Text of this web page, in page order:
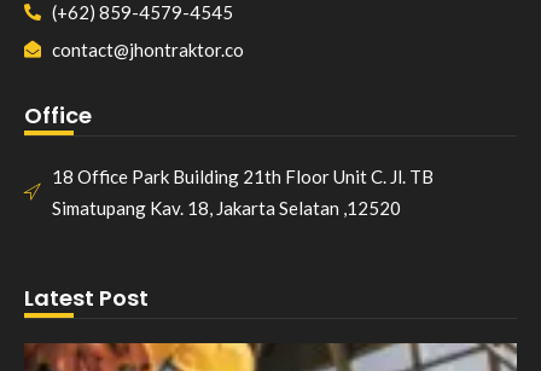
(+62) 859-4579-4545
contact@jhontraktor.co
Office
18 Office Park Building 21th Floor Unit C. Jl. TB
Simatupang Kav. 18, Jakarta Selatan ,12520
Latest Post